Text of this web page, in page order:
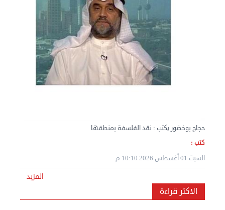
الإثنين 02 سبتمبر 2024 05:02 م
حجاج بوخضور يكتب : نقد الفلسفة بمنطقها
كتب :
السبت 01 أغسطس 2026 10:10 م
المزيد
الاكثر قراءة